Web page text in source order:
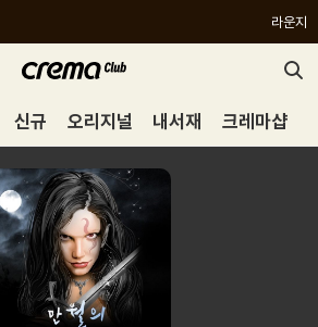
라운지
신규 오리지널 내서재 크레마샵